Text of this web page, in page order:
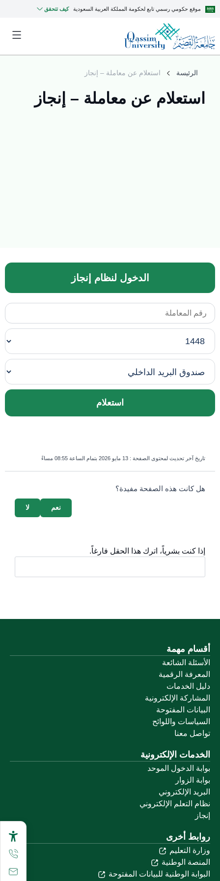
موقع حكومي رسمي تابع لحكومة المملكة العربية السعودية كيف تتحقق
الرئيسة استعلام عن معاملة – إنجاز
استعلام عن معاملة – إنجاز
الدخول لنظام إنجاز
استعلام
تاريخ آخر تحديث لمحتوى الصفحة : 13 مايو 2026 بتمام الساعة 08:55 مساءً
survey_v2
هل كانت هذه الصفحة مفيدة؟
لا نعم
إذا كنت بشرياً، اترك هذا الحقل فارغاً.
أقسام مهمة
الأسئلة الشائعة
المعرفة الرقمية
دليل الخدمات
المشاركة الإلكترونية
البيانات المفتوحة
السياسات واللوائح
تواصل معنا
الخدمات الإلكترونية
بوابة الدخول الموحد
بوابة الزوار
البريد الإلكتروني
نظام التعلم الإلكتروني
إنجاز
روابط أخرى
وزارة التعليم
المنصة الوطنية
البوابة الوطنية للبيانات المفتوحة